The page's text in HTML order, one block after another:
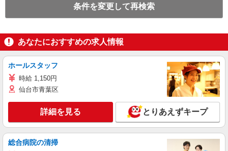
条件を変更して再検索
あなたにおすすめの求人情報
ホールスタッフ
時給 1,150円
仙台市青葉区
詳細を見る とりあえずキープ
総合病院の清掃